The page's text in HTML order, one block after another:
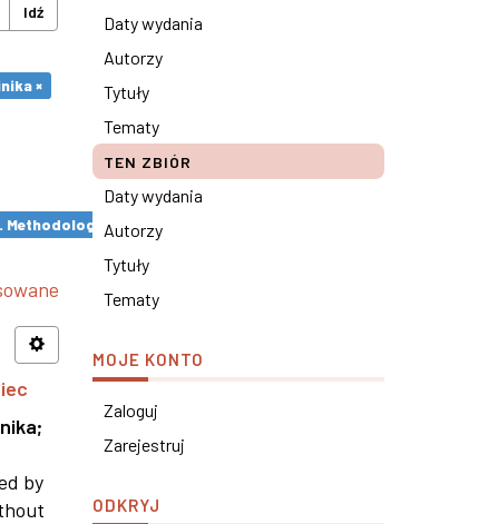
Idź
×
remarks ×
;
by
Daty wydania
Autorzy
Tytuły
Tematy
TEN ZBIÓR
Daty wydania
Autorzy
Tytuły
Tematy
MOJE KONTO
Zaloguj
Zarejestruj
ODKRYJ